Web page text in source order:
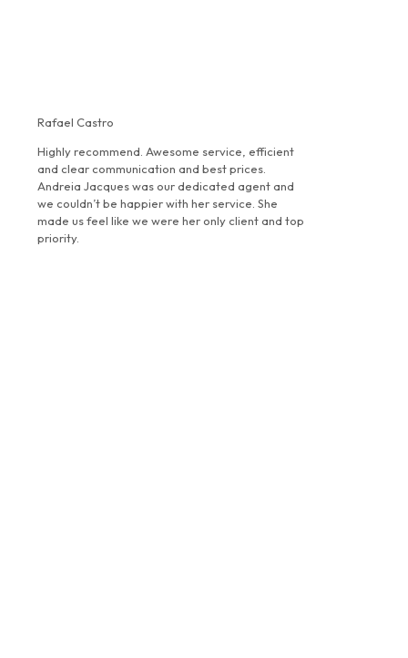
Rafael Castro
Highly recommend. Awesome service, efficient
and clear communication and best prices.
Andreia Jacques was our dedicated agent and
we couldn’t be happier with her service. She
made us feel like we were her only client and top
priority.